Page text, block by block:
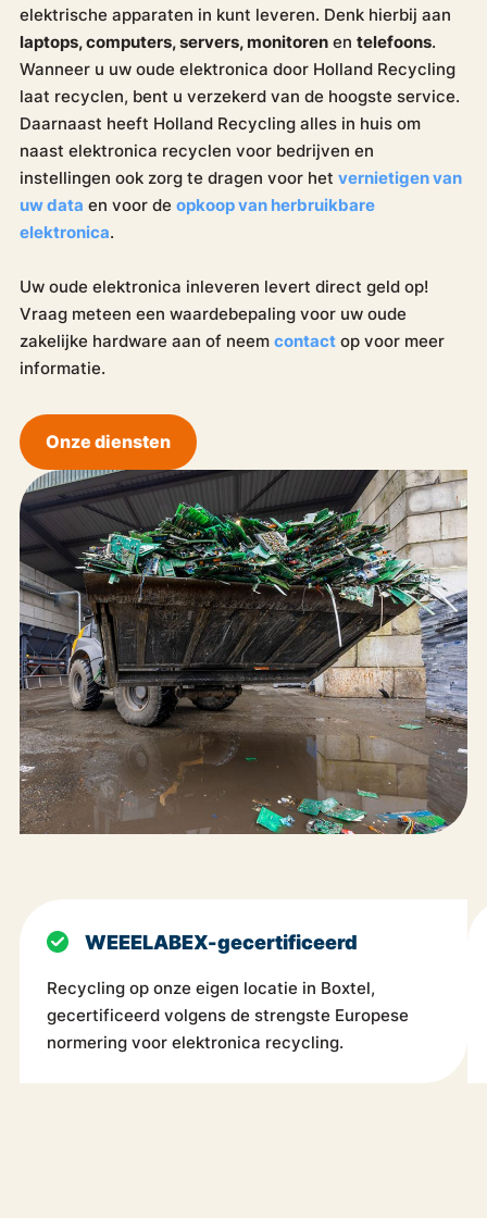
elektrische apparaten in kunt leveren. Denk hierbij aan
laptops, computers, servers, monitorenen telefoons.
Wanneer u uw oude elektronica door Holland Recycling
laat recyclen, bent u verzekerd van de hoogste service.
Daarnaast heeft Holland Recycling alles in huis om
naast elektronica recyclen voor bedrijven en
instellingen ook zorg te dragen voor het vernietigen van
uw data en voor de opkoop van herbruikbare
elektronica.
Uw oude elektronica inleveren levert direct geld op!
Vraag meteen een waardebepaling voor uw oude
zakelijke hardware aan of neemcontactop voor meer
informatie.
Onze diensten
WEEELABEX-gecertificeerd
Recycling op onze eigen locatie in Boxtel,
gecertificeerd volgens de strengste Europese
normering voor elektronica recycling.